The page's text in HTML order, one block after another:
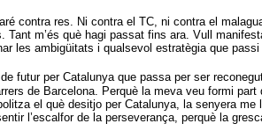
contra res. Ni contra el TC, ni contra el
m’és què hagi passat fins ara. Vull
les ambigüitats i qualsevol estratègia que
futur per Catalunya que passa per ser
de Barcelona. Perquè la meva veu formi
el què desitjo per Catalunya, la senyera
l’escalfor de la perseverança, perquè la